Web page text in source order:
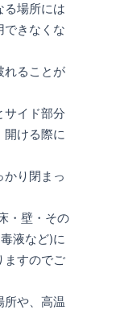
る場所には
できなくな
れることが
サイド部分
開ける際に
かり閉まっ
・壁・その
液など)に
ますのでご
所や、高温